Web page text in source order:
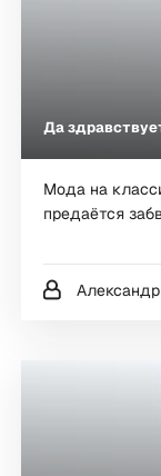
Да
Мода на
предаётся